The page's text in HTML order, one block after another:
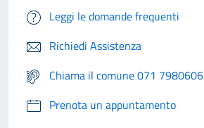
Leggi le domande frequenti
Richiedi Assistenza
Chiama il comune 071 7980606
Prenota un appuntamento